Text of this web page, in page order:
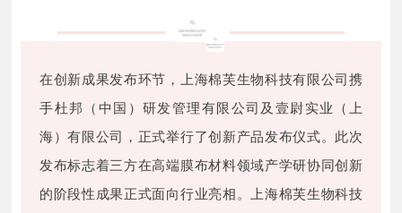
在创新成果发布环节，上海棉芙生物科技有限公司携
手杜邦（中国）研发管理有限公司及壹尉实业（上
海）有限公司，正式举行了创新产品发布仪式。此次
发布标志着三方在高端膜布材料领域产学研协同创新
的阶段性成果正式面向行业亮相。上海棉芙生物科技